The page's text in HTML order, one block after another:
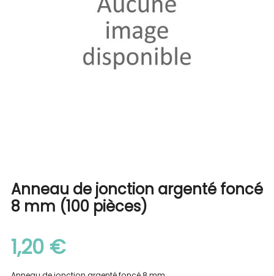
Anneau de jonction argenté foncé
8 mm (100 pièces)
1,20 €